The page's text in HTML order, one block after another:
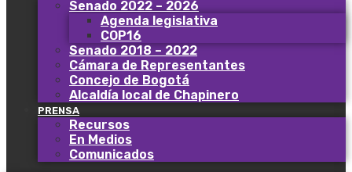
Senado 2022 – 2026
Agenda legislativa
COP16
Senado 2018 – 2022
Cámara de Representantes
Concejo de Bogotá
Alcaldía local de Chapinero
PRENSA
Recursos
En Medios
Comunicados